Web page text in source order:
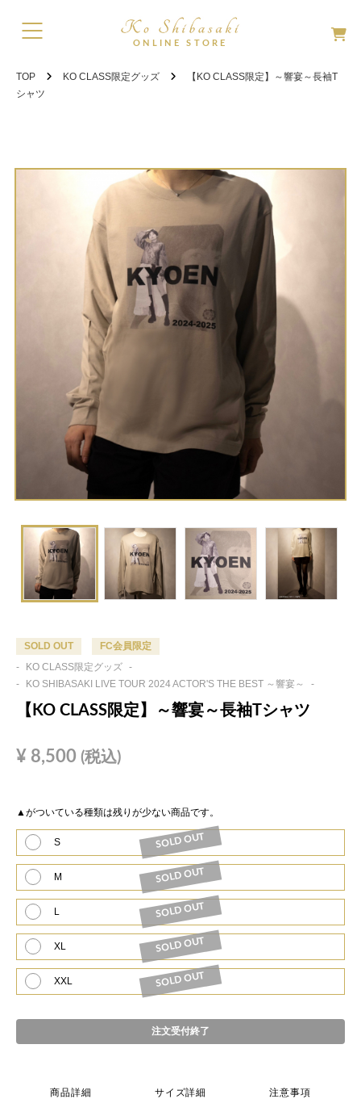
TOP KO CLASS限定グッズ
【KO CLASS限定】～響宴～長袖T
シャツ
SOLD OUT
FC会員限定
-
KO CLASS限定グッズ -
-
KO SHIBASAKI LIVE TOUR 2024 ACTOR'S THE BEST ～響宴～ -
【KO CLASS限定】～響宴～長袖Tシャツ
¥ 8,500 (税込)
▲ がついている種類は残りが少ない商品です。
S SOLD OUT
M SOLD OUT
L SOLD OUT
XL SOLD OUT
XXL SOLD OUT
注文受付終了
商品詳細 サイズ詳細 注意事項